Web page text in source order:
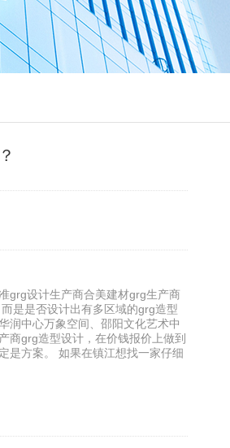
grg设计生产商合美建材grg生产商
是是否设计出有多区域的grg造型
润中心万象空间、邵阳文化艺术中
商grg造型设计，在价钱报价上做到
是方案。 如果在镇江想找一家仔细